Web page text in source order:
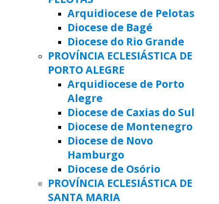
Arquidiocese de Pelotas
Diocese de Bagé
Diocese do Rio Grande
PROVÍNCIA ECLESIÁSTICA DE
PORTO ALEGRE
Arquidiocese de Porto
Alegre
Diocese de Caxias do Sul
Diocese de Montenegro
Diocese de Novo
Hamburgo
Diocese de Osório
PROVÍNCIA ECLESIÁSTICA DE
SANTA MARIA